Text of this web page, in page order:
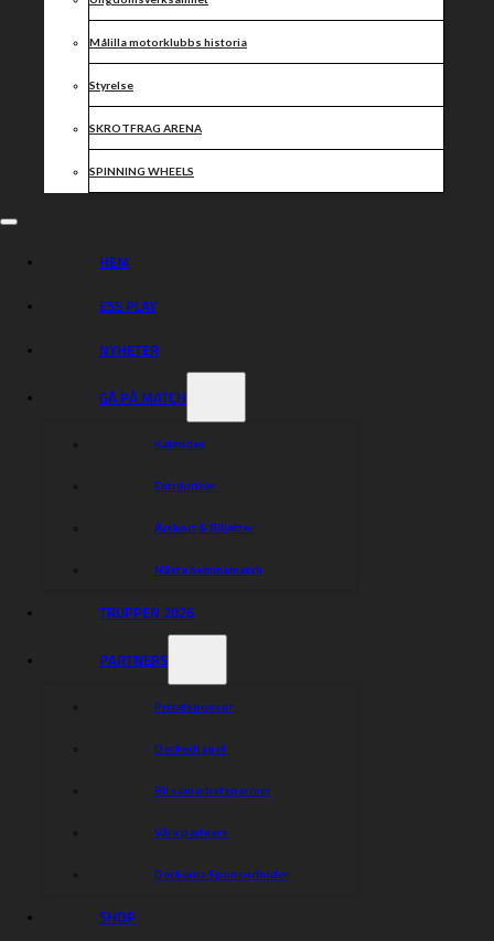
Målilla motorklubbs historia
Styrelse
SKROTFRAG ARENA
SPINNING WHEELS
HEM
ESS PLAY
NYHETER
GÅ PÅ MATCH
Kalender
Entrépriser
Årskort & Biljetter
Nästa hemmamatch
TRUPPEN 2026
PARTNERS
Privatsponsor
Dackedraget
Bli samarbetspartner
Våra partners
Dackarna Sponsorfolder
SHOP